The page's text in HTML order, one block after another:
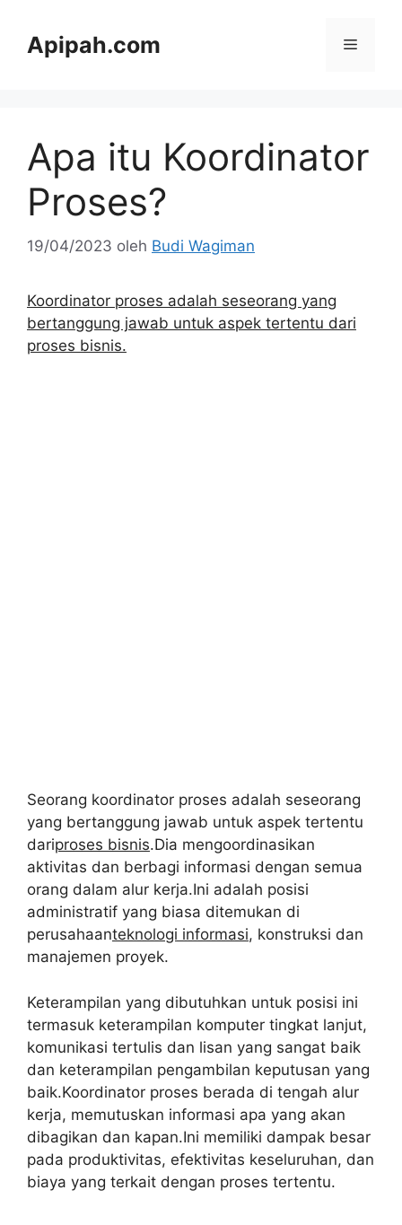
Apipah.com Menu
Apa itu Koordinator
Proses?
19/04/2023 oleh Budi Wagiman
Koordinator proses adalah seseorang yang
bertanggung jawab untuk aspek tertentu dari
proses bisnis.
Seorang koordinator proses adalah seseorang
yang bertanggung jawab untuk aspek tertentu
dariproses bisnis.Dia mengoordinasikan
aktivitas dan berbagi informasi dengan semua
orang dalam alur kerja.Ini adalah posisi
administratif yang biasa ditemukan di
perusahaanteknologi informasi, konstruksi dan
manajemen proyek.
Keterampilan yang dibutuhkan untuk posisi ini
termasuk keterampilan komputer tingkat lanjut,
komunikasi tertulis dan lisan yang sangat baik
dan keterampilan pengambilan keputusan yang
baik.Koordinator proses berada di tengah alur
kerja, memutuskan informasi apa yang akan
dibagikan dan kapan.Ini memiliki dampak besar
pada produktivitas, efektivitas keseluruhan, dan
biaya yang terkait dengan proses tertentu.